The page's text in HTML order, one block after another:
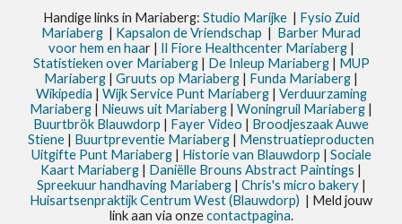
Handige links in Mariaberg: Studio Marijke | Fysio Zuid
Mariaberg | Kapsalon de Vriendschap | Barber Murad
voor hem en haar | Il Fiore Healthcenter Mariaberg|
Statistieken over Mariaberg| De Inleup Mariaberg| MUP
Mariaberg | Gruuts op Mariaberg | Funda Mariaberg |
Wikipedia | Wijk Service PuntMariaberg| Verduurzaming
Mariaberg | Nieuws uit Mariaberg | Woningruil Mariaberg |
Buurtbrök Blauwdorp | Fayer Video | Broodjeszaak Auwe
Stiene | Buurtpreventie Mariaberg | Menstruatieproducten
Uitgifte Punt Mariaberg| Historie van Blauwdorp | Sociale
Kaart Mariaberg | Daniëlle Brouns Abstract Paintings |
Spreekuur handhaving Mariaberg| Chris's micro bakery|
Huisartsenpraktijk Centrum West (Blauwdorp) | Meld jouw
link aan via onzecontactpagina.